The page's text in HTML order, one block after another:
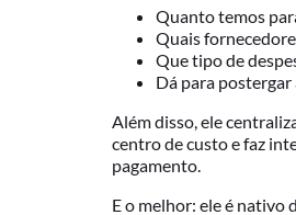
Quanto temos
Quais
Que tipo de
Dá para
Além disso, ele
centro de custo e faz
pagamento.
E o melhor: ele é nativo